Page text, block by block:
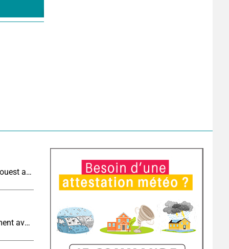
Météo aujourd'hui : très fortes chaleurs au sud-ouest avant des orages, jusqu'à 39°C
Eclipse J-5 : l'humidité augmente-t-elle brutalement avec la chute de température pendant l'éclipse du 12 août ?